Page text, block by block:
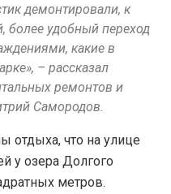
демонтировали, к
более удобный переход
какие в
– рассказал
ремонтов и
Самородов.
отдыха, что на улице
у озера Долгого
метров.